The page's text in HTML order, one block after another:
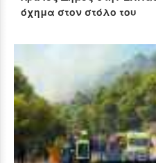
όχημα στον στόλο του